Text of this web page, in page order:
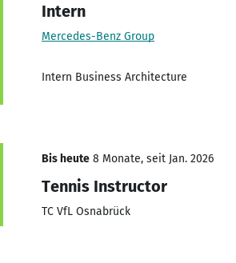
Intern
Mercedes-Benz Group
Intern Business Architecture
Bis heute 8 Monate, seit Jan. 2026
Tennis Instructor
TC VfL Osnabrück